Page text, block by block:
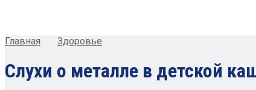
Главная Здоровье
Слухи о металле в детской